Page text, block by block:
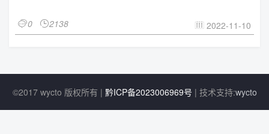
0 2138  2022-11-10
©2017 wycto 版权所有 | 黔ICP备2023006969号 | 技术支持:wycto